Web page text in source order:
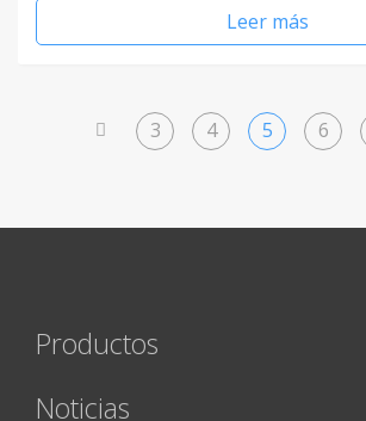
Leer más
3 4 5 6
Productos
Noticias